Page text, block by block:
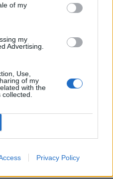
of my
my
Advertising.
Use,
of my
with the
Privacy Policy
Vær Varsom-
av urettmessig
(PFU) er et
klager mot
spørsmål.
se: